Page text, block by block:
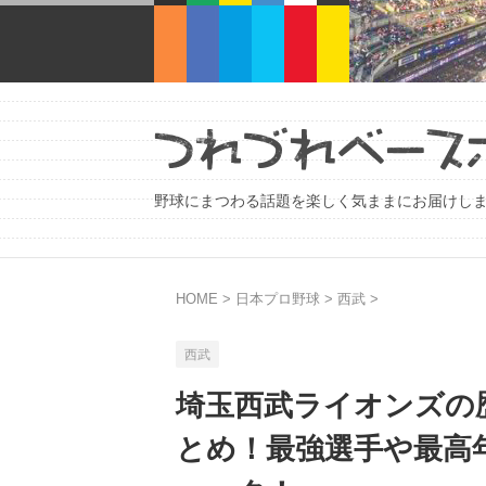
野球にまつわる話題を楽しく気ままにお届けし
HOME > 日本プロ野球 > 西武 >
西武
埼玉西武ライオンズの
とめ！最強選手や最